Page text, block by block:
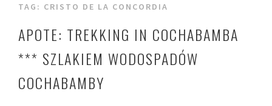
TAG: CRISTO DE LA CONCORDIA
APOTE: TREKKING IN COCHABAMBA
*** SZLAKIEM WODOSPADÓW
COCHABAMBY